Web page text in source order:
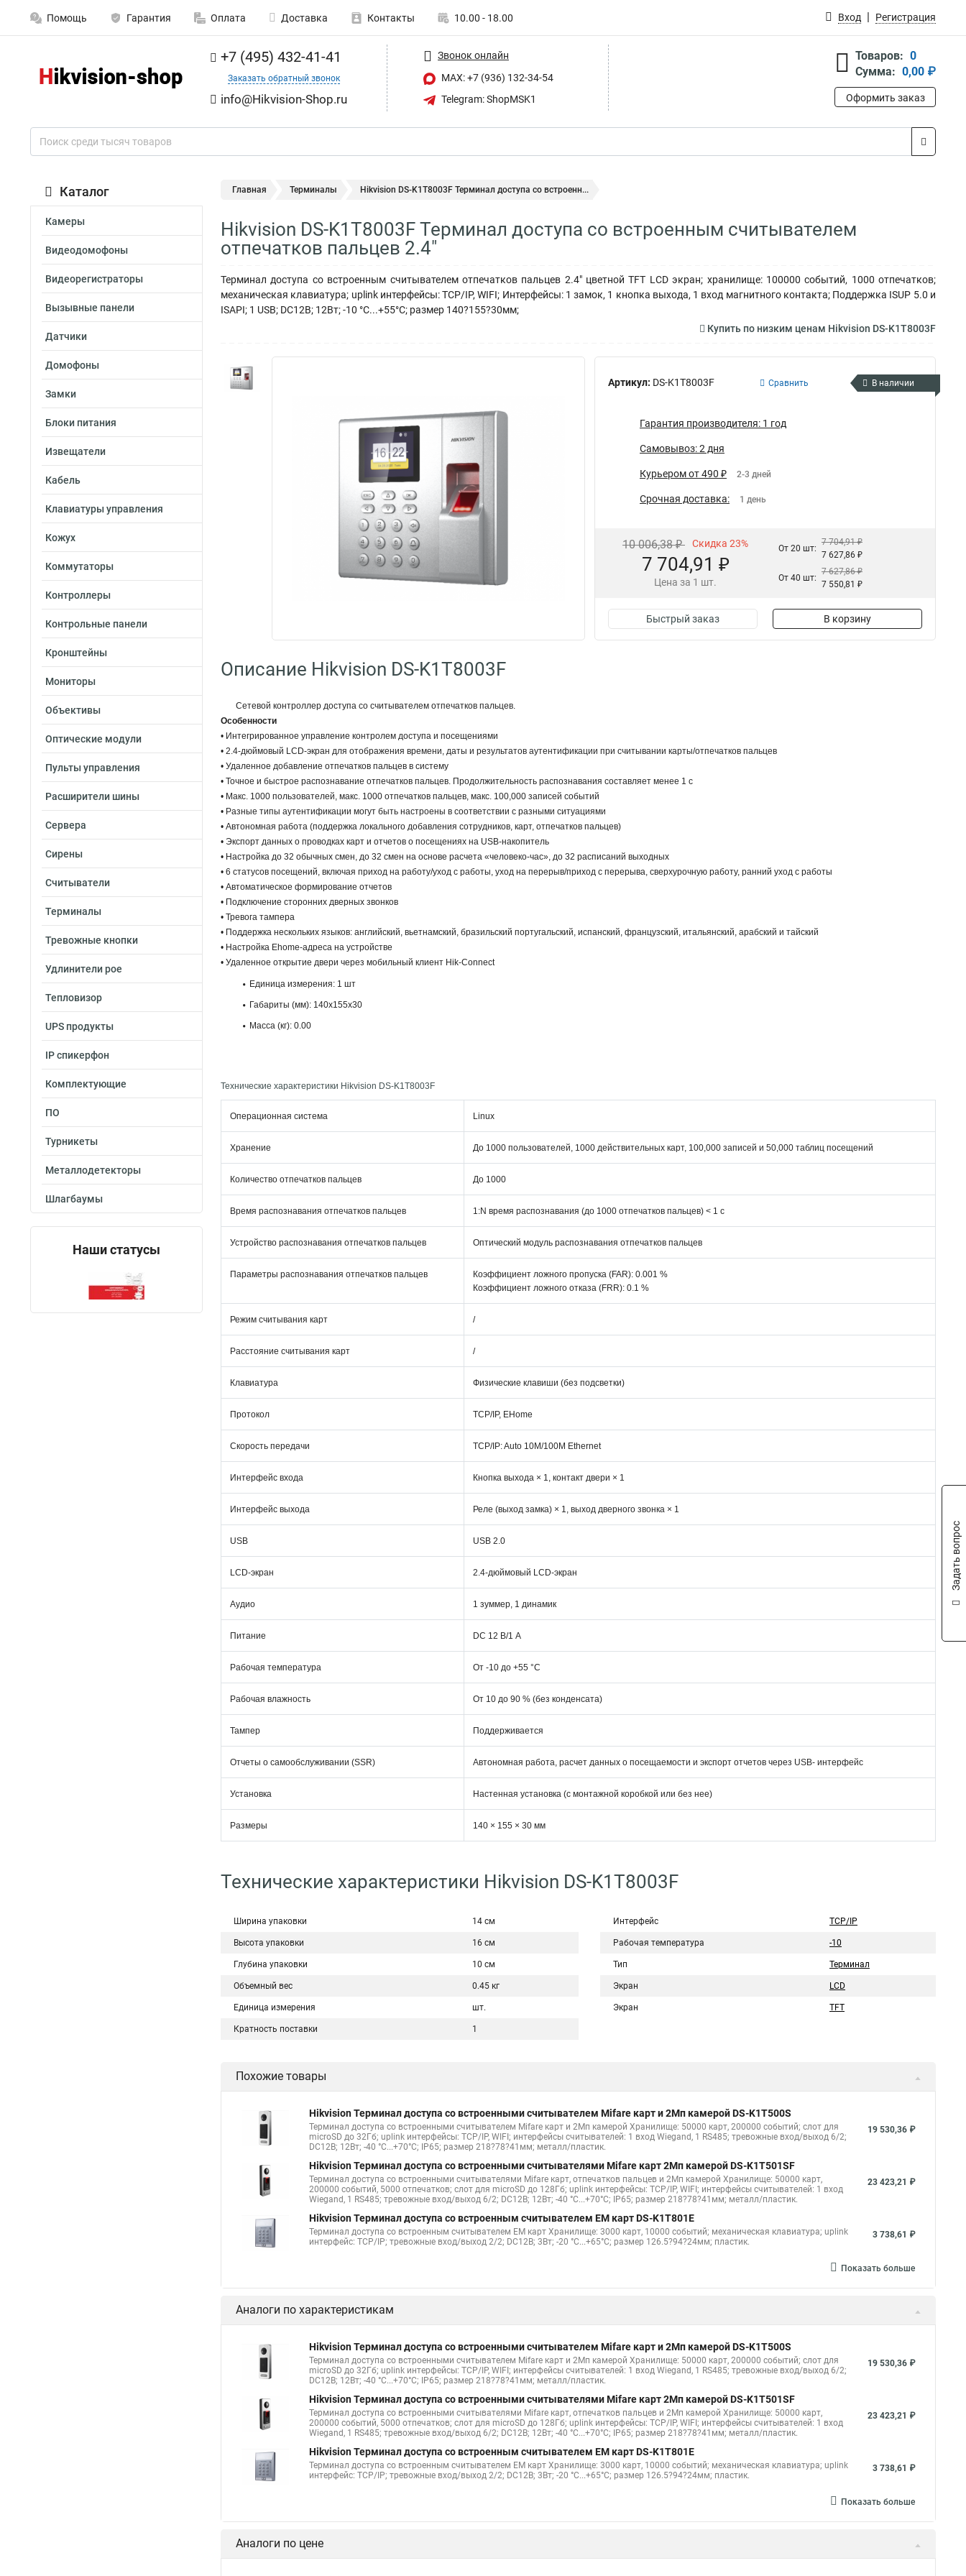
Помощь Гарантия Оплата Доставка Контакты 10.00 - 18.00 Вход Регистрация
+7 (495) 432-41-41
Заказать обратный звонок
info@Hikvision-Shop.ru
Звонок онлайн
MAX: +7 (936) 132-34-54
Telegram: ShopMSK1
Товаров: 0
Сумма: 0,00 ₽
Оформить заказ
Каталог
Камеры
Видеодомофоны
Видеорегистраторы
Вызывные панели
Датчики
Домофоны
Замки
Блоки питания
Извещатели
Кабель
Клавиатуры управления
Кожух
Коммутаторы
Контроллеры
Контрольные панели
Кронштейны
Мониторы
Объективы
Оптические модули
Пульты управления
Расширители шины
Сервера
Сирены
Считыватели
Терминалы
Тревожные кнопки
Удлинители poe
Тепловизор
UPS продукты
IP спикерфон
Комплектующие
ПО
Турникеты
Металлодетекторы
Шлагбаумы
Наши статусы
Главная Терминалы Hikvision DS-K1T8003F Терминал доступа со встроенн...
Hikvision DS-K1T8003F Терминал доступа со встроенным считывателем
отпечатков пальцев 2.4"
Терминал доступа со встроенным считывателем отпечатков пальцев 2.4" цветной TFT LCD экран; хранилище: 100000 событий, 1000 отпечатков;
механическая клавиатура; uplink интерфейсы: TCP/IP, WIFI; Интерфейсы: 1 замок, 1 кнопка выхода, 1 вход магнитного контакта; Поддержка ISUP 5.0 и
ISAPI; 1 USB; DC12В; 12Вт; -10 °C...+55°C; размер 140?155?30мм;
Купить по низким ценам Hikvision DS-K1T8003F
Артикул: DS-K1T8003F Сравнить В наличии
Гарантия производителя: 1 год
Самовывоз: 2 дня
Курьером от 490 ₽ 2-3 дней
Срочная доставка: 1 день
10 006,38 ₽ Скидка 23%
7 704,91 ₽
Цена за 1 шт.
От 20 шт:
7 704,91 ₽
7 627,86 ₽
От 40 шт:
7 627,86 ₽
7 550,81 ₽
Быстрый заказ В корзину
Описание Hikvision DS-K1T8003F
Сетевой контроллер доступа со считывателем отпечатков пальцев.
Особенности
• Интегрированное управление контролем доступа и посещениями
• 2.4-дюймовый LCD-экран для отображения времени, даты и результатов аутентификации при считывании карты/отпечатков пальцев
• Удаленное добавление отпечатков пальцев в систему
• Точное и быстрое распознавание отпечатков пальцев. Продолжительность распознавания составляет менее 1 с
• Макс. 1000 пользователей, макс. 1000 отпечатков пальцев, макс. 100,000 записей событий
• Разные типы аутентификации могут быть настроены в соответствии с разными ситуациями
• Автономная работа (поддержка локального добавления сотрудников, карт, отпечатков пальцев)
• Экспорт данных о проводках карт и отчетов о посещениях на USB-накопитель
• Настройка до 32 обычных смен, до 32 смен на основе расчета «человеко-час», до 32 расписаний выходных
• 6 статусов посещений, включая приход на работу/уход с работы, уход на перерыв/приход с перерыва, сверхурочную работу, ранний уход с работы
• Автоматическое формирование отчетов
• Подключение сторонних дверных звонков
• Тревога тампера
• Поддержка нескольких языков: английский, вьетнамский, бразильский португальский, испанский, французский, итальянский, арабский и тайский
• Настройка Ehome-адреса на устройстве
• Удаленное открытие двери через мобильный клиент Hik-Connect
Единица измерения: 1 шт
Габариты (мм): 140x155x30
Масса (кг): 0.00
Технические характеристики Hikvision DS-K1T8003F
Операционная система Linux
Хранение До 1000 пользователей, 1000 действительных карт, 100,000 записей и 50,000 таблиц посещений
Количество отпечатков пальцев До 1000
Время распознавания отпечатков пальцев 1:N время распознавания (до 1000 отпечатков пальцев) < 1 с
Устройство распознавания отпечатков пальцев Оптический модуль распознавания отпечатков пальцев
Параметры распознавания отпечатков пальцев
Коэффициент ложного пропуска (FAR): 0.001 %
Коэффициент ложного отказа (FRR): 0.1 %
Режим считывания карт /
Расстояние считывания карт /
Клавиатура Физические клавиши (без подсветки)
Протокол TCP/IP, EHome
Скорость передачи TCP/IP: Auto 10M/100M Ethernet
Интерфейс входа Кнопка выхода × 1, контакт двери × 1
Интерфейс выхода Реле (выход замка) × 1, выход дверного звонка × 1
USB USB 2.0
LCD-экран 2.4-дюймовый LCD-экран
Аудио 1 зуммер, 1 динамик
Питание DC 12 В/1 А
Рабочая температура От -10 до +55 °C
Рабочая влажность От 10 до 90 % (без конденсата)
Тампер Поддерживается
Отчеты о самообслуживании (SSR) Автономная работа, расчет данных о посещаемости и экспорт отчетов через USB- интерфейс
Установка Настенная установка (с монтажной коробкой или без нее)
Размеры 140 × 155 × 30 мм
Технические характеристики Hikvision DS-K1T8003F
Ширина упаковки 14 см
Высота упаковки 16 см
Глубина упаковки 10 см
Объемный вес 0.45 кг
Единица измерения шт.
Кратность поставки 1
Интерфейс TCP/IP
Рабочая температура -10
Тип Терминал
Экран LCD
Экран TFT
Похожие товары
Hikvision Терминал доступа со встроенными считывателем Mifare карт и 2Мп камерой DS-K1T500S
Терминал доступа со встроенными считывателем Mifare карт и 2Мп камерой Хранилище: 50000 карт, 200000 событий; слот для
microSD до 32Гб; uplink интерфейсы: TCP/IP, WIFI; интерфейсы считывателей: 1 вход Wiegand, 1 RS485; тревожные вход/выход 6/2;
DC12В; 12Вт; -40 °C...+70°C; IP65; размер 218?78?41мм; металл/пластик.
19 530,36 ₽
Hikvision Терминал доступа со встроенными считывателями Mifare карт 2Мп камерой DS-K1T501SF
Терминал доступа со встроенными считывателями Mifare карт, отпечатков пальцев и 2Мп камерой Хранилище: 50000 карт,
200000 событий, 5000 отпечатков; слот для microSD до 128Гб; uplink интерфейсы: TCP/IP, WIFI; интерфейсы считывателей: 1 вход
Wiegand, 1 RS485; тревожные вход/выход 6/2; DC12В; 12Вт; -40 °C...+70°C; IP65; размер 218?78?41мм; металл/пластик.
23 423,21 ₽
Hikvision Терминал доступа со встроенным считывателем EM карт DS-K1T801E
Терминал доступа со встроенным считывателем EM карт Хранилище: 3000 карт, 10000 событий; механическая клавиатура; uplink
интерфейс: TCP/IP; тревожные вход/выход 2/2; DC12В; 3Вт; -20 °C...+65°C; размер 126.5?94?24мм; пластик.
3 738,61 ₽
Показать больше
Аналоги по характеристикам
Hikvision Терминал доступа со встроенными считывателем Mifare карт и 2Мп камерой DS-K1T500S
Терминал доступа со встроенными считывателем Mifare карт и 2Мп камерой Хранилище: 50000 карт, 200000 событий; слот для
microSD до 32Гб; uplink интерфейсы: TCP/IP, WIFI; интерфейсы считывателей: 1 вход Wiegand, 1 RS485; тревожные вход/выход 6/2;
DC12В; 12Вт; -40 °C...+70°C; IP65; размер 218?78?41мм; металл/пластик.
19 530,36 ₽
Hikvision Терминал доступа со встроенными считывателями Mifare карт 2Мп камерой DS-K1T501SF
Терминал доступа со встроенными считывателями Mifare карт, отпечатков пальцев и 2Мп камерой Хранилище: 50000 карт,
200000 событий, 5000 отпечатков; слот для microSD до 128Гб; uplink интерфейсы: TCP/IP, WIFI; интерфейсы считывателей: 1 вход
Wiegand, 1 RS485; тревожные вход/выход 6/2; DC12В; 12Вт; -40 °C...+70°C; IP65; размер 218?78?41мм; металл/пластик.
23 423,21 ₽
Hikvision Терминал доступа со встроенным считывателем EM карт DS-K1T801E
Терминал доступа со встроенным считывателем EM карт Хранилище: 3000 карт, 10000 событий; механическая клавиатура; uplink
интерфейс: TCP/IP; тревожные вход/выход 2/2; DC12В; 3Вт; -20 °C...+65°C; размер 126.5?94?24мм; пластик.
3 738,61 ₽
Показать больше
Аналоги по цене
Задать вопрос